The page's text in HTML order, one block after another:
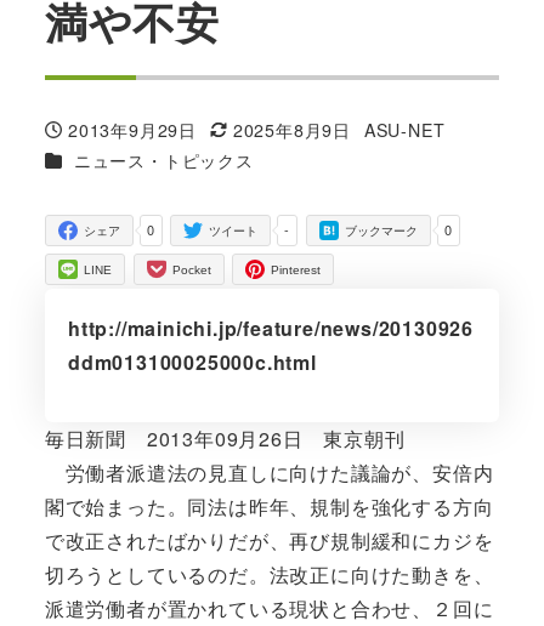
満や不安
投稿日
2013年9月29日
更新日
2025年8月9日
著
ASU-NET
カテゴリー
ニュース・トピックス
0
シェア -
ツイート 0
ブックマーク
LINE Pocket Pinterest
http://mainichi.jp/feature/news/20130926
ddm013100025000c.html
毎日新聞 2013年09月26日 東京朝刊
労働者派遣法の見直しに向けた議論が、安倍内
閣で始まった。同法は昨年、規制を強化する方向
で改正されたばかりだが、再び規制緩和にカジを
切ろうとしているのだ。法改正に向けた動きを、
派遣労働者が置かれている現状と合わせ、２回に